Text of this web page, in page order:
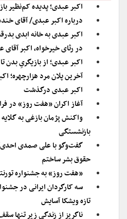
اکبر عبدی؛ پدیده کم‌نظیر
درباره اکبر عبدی/ آقای
اکبر عبدی به خانه ابدی
در رثای خیرخواه، اکبر
اکبر عبدی؛ از بازیگریِ
آخرین پلان مرد هزارچهره؛
اکبر عبدی درگذشت
آغاز اکران «هفت روز» در
واکنش پژمان بازغی به
بازنشستگی
گفت‌وگو با علی صمدی احدی/
حقوق بشر ساختم
«هفت روز» به جشنواره
سه کارگردان ایرانی در
تازه ویشکا آسایش
ناگریز از زندگی زیر تنها